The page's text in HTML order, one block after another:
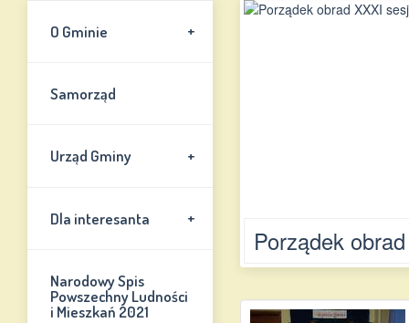
+
O Gminie
Samorząd
+
Urząd Gminy
+
Dla interesanta
Narodowy Spis
Powszechny Ludności
i Mieszkań 2021
Porządek